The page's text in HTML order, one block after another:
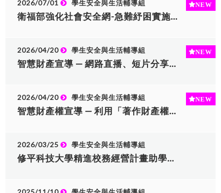
2026/07/01 學生安全與生活輔導組
衛福部強化社會安全網-急難紓困實施方案
2026/04/20 學生安全與生活輔導組
智慧財產宣導 — 網路直播、短片分享的著作權問題
2026/04/20 學生安全與生活輔導組
智慧財產權宣導 — 利用「著作財產權人不明著作」前，您應該知道的事
2026/03/25 學生安全與生活輔導組
修平科技大學精進校務經營計畫助學金，申請至115年4月2日止，敬請踴躍申請！（請洽生輔組）